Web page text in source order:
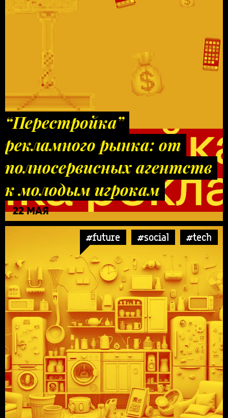
“Перестройка”
рекламного рынка: от
полносервисных агентств
к молодым игрокам
22 МАЯ
#future #social #tech